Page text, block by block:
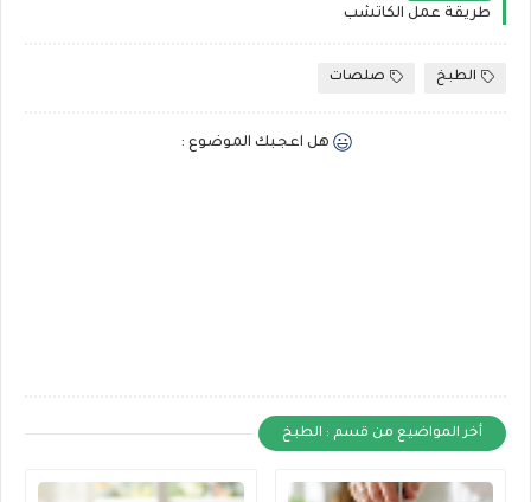
طريقة عمل الكاتشب
الطبخ صلصات
هل اعجبك الموضوع :
أخر المواضيع من قسم : الطبخ